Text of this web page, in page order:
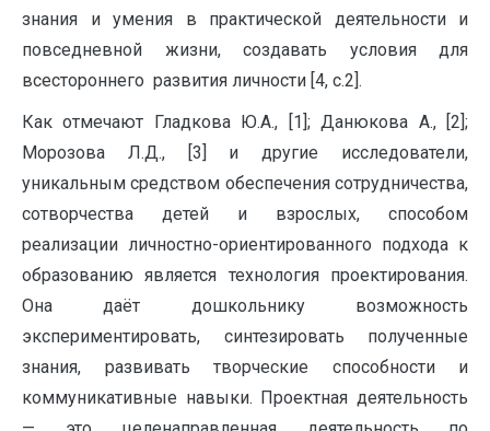
знания и умения в практической деятельности и
повседневной жизни, создавать условия для
всестороннего развития личности [4, с.2].
Как отмечают Гладкова Ю.А., [1]; Данюкова А., [2];
Морозова Л.Д., [3] и другие исследователи,
уникальным средством обеспечения сотрудничества,
сотворчества детей и взрослых, способом
реализации личностно-ориентированного подхода к
образованию является технология проектирования.
Она даёт дошкольнику возможность
экспериментировать, синтезировать полученные
знания, развивать творческие способности и
коммуникативные навыки. Проектная деятельность